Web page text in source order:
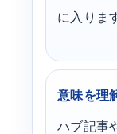
に入りま
意味を理
ハブ記事